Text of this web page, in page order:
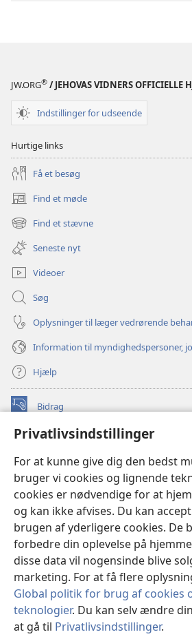
Privatlivsindstillinger
For at kunne give dig den bedst
bruger vi cookies og lignende
cookies er nødvendige for at
og kan ikke afvises. Du kan
brugen af yderligere cookies. De
forbedre din oplevelse på
disse data vil nogensinde blive
marketing. For at få flere
Global politik for brug af cookies
teknologier. Du kan selv ændre
at gå til Privatlivsindstillinger.
JW.ORG® / JEHOVAS VIDNERS OFFICIELLE
Indstillinger for udseende
Hurtige links
Få et besøg
Find et møde
(åbner
nyt
vindue)
Find et stævne
(åbner
nyt
vindue)
Seneste nyt
Videoer
Søg
Oplysninger til læger vedrørende
Information til myndighedspersoner,
Hjælp
Bidrag
(åbner
vindue)Watchtower ONLINE LIBRARY™
nyt
vindue)JW Hub
(åbner
nyt
vindue)JW Library
Watchtower Library
Copyright© 2026 Watch Tower Bible and
ANVENDELSESVILKÅR |